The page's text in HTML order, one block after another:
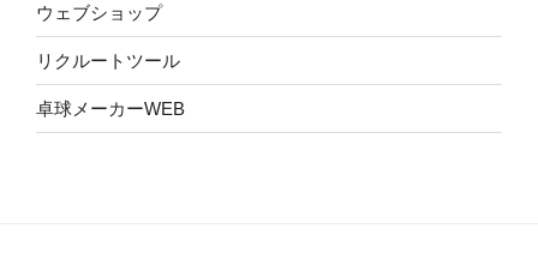
ウェブショップ
リクルートツール
卓球メーカーWEB